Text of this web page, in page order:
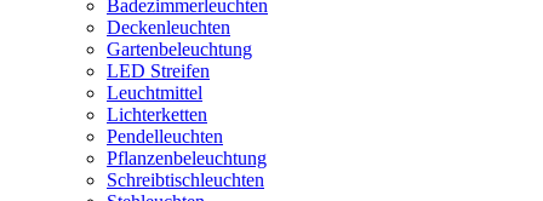
Badezimmerleuchten
Deckenleuchten
Gartenbeleuchtung
LED Streifen
Leuchtmittel
Lichterketten
Pendelleuchten
Pflanzenbeleuchtung
Schreibtischleuchten